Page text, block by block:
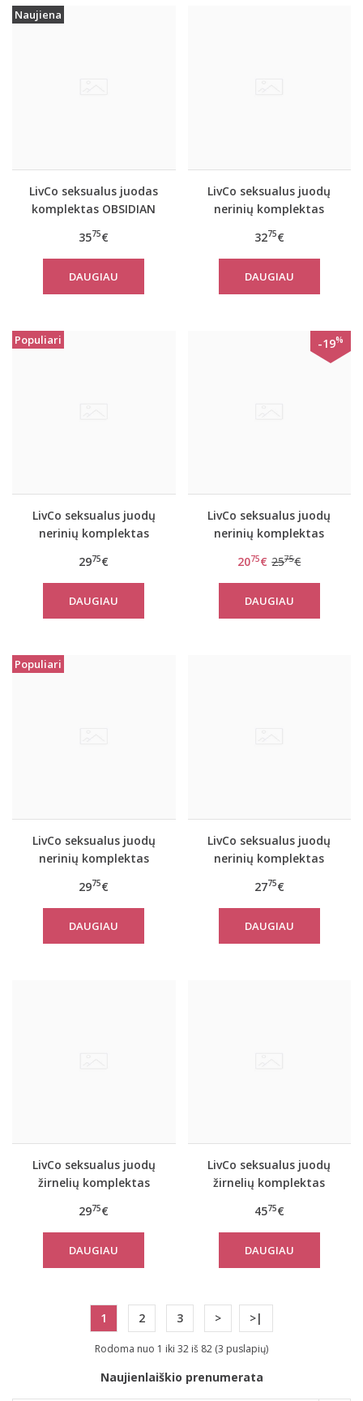
Naujiena
LivCo seksualus juodas
komplektas OBSIDIAN
3575€
DAUGIAU
LivCo seksualus juodų
nerinių komplektas
3275€
DAUGIAU
Populiari
LivCo seksualus juodų
nerinių komplektas
2975€
DAUGIAU
-19%
LivCo seksualus juodų
nerinių komplektas
2075€ 2575€
DAUGIAU
Populiari
LivCo seksualus juodų
nerinių komplektas
2975€
DAUGIAU
LivCo seksualus juodų
nerinių komplektas
2775€
DAUGIAU
LivCo seksualus juodų
žirnelių komplektas
2975€
DAUGIAU
LivCo seksualus juodų
žirnelių komplektas
4575€
DAUGIAU
1 2 3 > >|
Rodoma nuo 1 iki 32 iš 82 (3 puslapių)
Naujienlaiškio prenumerata